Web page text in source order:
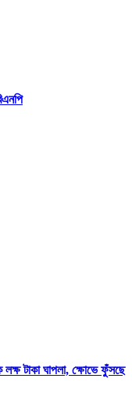
টাকা ঘাপলা, ক্ষোভে ফুঁসছে